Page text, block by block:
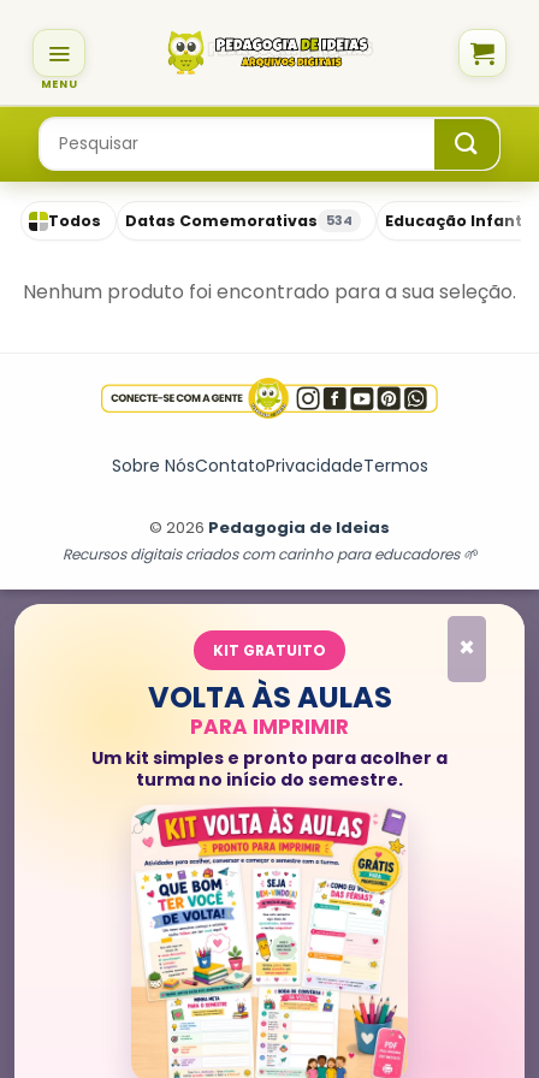
content
Pesquisar
por:
Todos Datas Comemorativas 534 Educação Infantil
Nenhum produto foi encontrado para a sua seleção.
Sobre NósContatoPrivacidadeTermos
© 2026 Pedagogia de Ideias
Recursos digitais criados com carinho para educadores 🌱
×
KIT GRATUITO
VOLTA ÀS AULAS
PARA IMPRIMIR
Um kit simples e pronto para acolher a
turma no início do semestre.